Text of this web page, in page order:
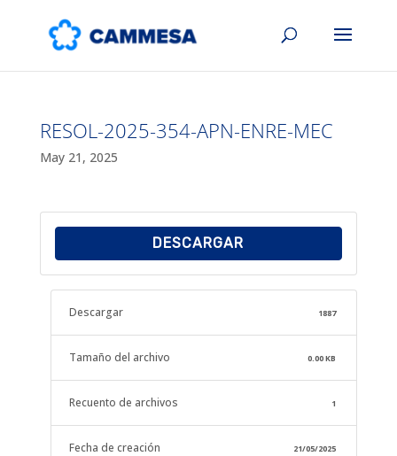
RESOL-2025-354-APN-ENRE-MEC
May 21, 2025
DESCARGAR
Descargar 1887
Tamaño del archivo 0.00 KB
Recuento de archivos 1
Fecha de creación 21/05/2025